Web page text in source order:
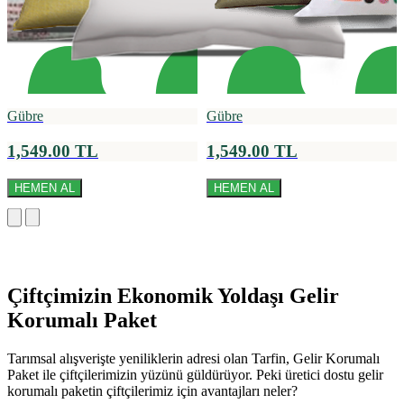
Gübre
1,549.00 TL
HEMEN AL
Gübre
1,549.00 TL
HEMEN AL
Çiftçimizin Ekonomik Yoldaşı Gelir
Korumalı Paket
Tarımsal alışverişte yeniliklerin adresi olan Tarfin, Gelir Korumalı
Paket ile çiftçilerimizin yüzünü güldürüyor. Peki üretici dostu gelir
korumalı paketin çiftçilerimiz için avantajları neler?